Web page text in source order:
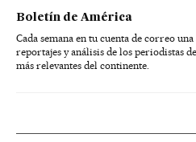
Boletín de América
Cada semana en tu cuenta de correo
reportajes y análisis de los periodistas
más relevantes del continente.